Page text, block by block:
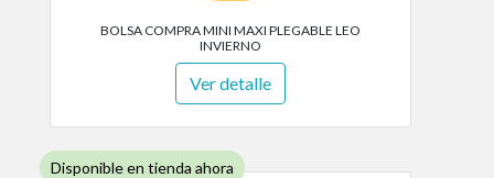
BOLSA COMPRA MINI MAXI PLEGABLE LEO
INVIERNO
Ver detalle
Disponible en tienda ahora